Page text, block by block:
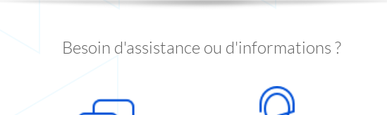
Besoin d'assistance ou d'informations ?